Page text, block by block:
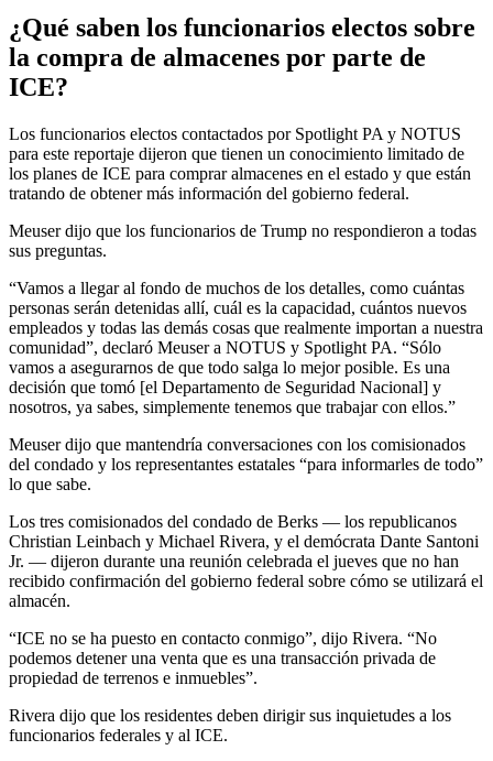
¿Qué saben los funcionarios electos sobre
la compra de almacenes por parte de
ICE?
Los funcionarios electos contactados por Spotlight PA y NOTUS
para este reportaje dijeron que tienen un conocimiento limitado de
los planes de ICE para comprar almacenes en el estado y que están
tratando de obtener más información del gobierno federal.
Meuser dijo que los funcionarios de Trump no respondieron a todas
sus preguntas.
“Vamos a llegar al fondo de muchos de los detalles, como cuántas
personas serán detenidas allí, cuál es la capacidad, cuántos nuevos
empleados y todas las demás cosas que realmente importan a nuestra
comunidad”, declaró Meuser a NOTUS y Spotlight PA. “Sólo
vamos a asegurarnos de que todo salga lo mejor posible. Es una
decisión que tomó [el Departamento de Seguridad Nacional] y
nosotros, ya sabes, simplemente tenemos que trabajar con ellos.”
Meuser dijo que mantendría conversaciones con los comisionados
del condado y los representantes estatales “para informarles de todo”
lo que sabe.
Los tres comisionados del condado de Berks — los republicanos
Christian Leinbach y Michael Rivera, y el demócrata Dante Santoni
Jr. — dijeron durante una reunión celebrada el jueves que no han
recibido confirmación del gobierno federal sobre cómo se utilizará el
almacén.
“ICE no se ha puesto en contacto conmigo”, dijo Rivera. “No
podemos detener una venta que es una transacción privada de
propiedad de terrenos e inmuebles”.
Rivera dijo que los residentes deben dirigir sus inquietudes a los
funcionarios federales y al ICE.